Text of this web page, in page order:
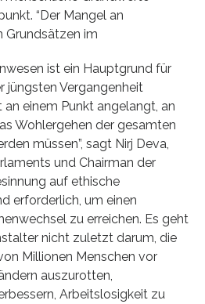
“Der Mangel an
Grundsätzen im
ist ein Hauptgrund für
jüngsten Vergangenheit
einem Punkt angelangt, an
Wohlergehen der gesamten
müssen”, sagt Nirj Deva,
und Chairman der
auf ethische
erforderlich, um einen
zu erreichen. Es geht
nicht zuletzt darum, die
Millionen Menschen vor
auszurotten,
Arbeitslosigkeit zu